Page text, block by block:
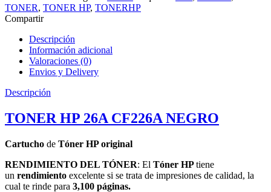
TONER, TONER HP, TONERHP
Compartir
Descripción
Información adicional
Valoraciones (0)
Envios y Delivery
Descripción
TONER HP 26A CF226A NEGRO
Cartucho de Tóner HP original
RENDIMIENTO DEL TÓNER: El Tóner HPtiene
un rendimiento excelente si se trata de impresiones de calidad, la
cual te rinde para 3,100 páginas.